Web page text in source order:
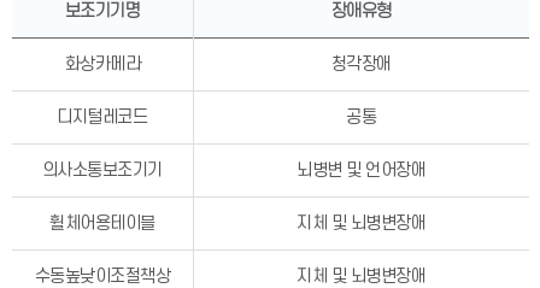
보조기기명 장애유형
화상카메라 청각장애
디지털레코드 공통
의사소통보조기기 뇌병변 및 언어장애
휠체어용테이블 지체 및 뇌병변장애
수동높낮이조절책상 지체 및 뇌병변장애